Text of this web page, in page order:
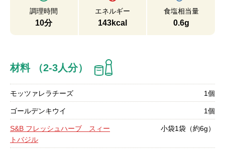
調理時間
10分
エネルギー
143kcal
食塩相当量
0.6g
材料 （2-3人分）
モッツァレラチーズ 1個
ゴールデンキウイ 1個
S&B フレッシュハーブ スィー
トバジル
小袋1袋（約6g）